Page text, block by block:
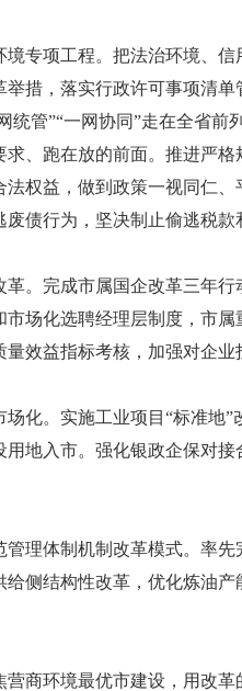
项工程。把法治环境、信
举措，落实行政许可事项清
统管”“一网协同”走在全省
求、跑在放的前面。推进严
法权益，做到政策一视同仁
废债行为，坚决制止偷逃税款
完成市属国企改革三年行
市场化选聘经理层制度，市
量效益指标考核，加强对企
。实施工业项目“标准地”
用地入市。强化银政企保对
体制机制改革模式。率先
给侧结构性改革，优化炼油
环境最优市建设，用改革